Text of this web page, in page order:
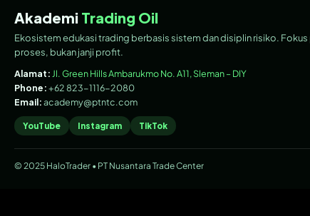
Akademi Trading Oil
Ekosistem edukasi trading berbasis sistem dan disiplin risiko. Fokus
proses, bukan janji profit.
Alamat:Jl. Green Hills Ambarukmo No. A11, Sleman – DIY
Phone:+62 823-1116-2080
Email:academy@ptntc.com
YouTube Instagram TikTok
© 2025 HaloTrader • PT Nusantara Trade Center